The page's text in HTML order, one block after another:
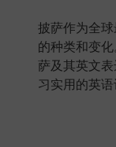
披萨作为全
的种类和变
萨及其英文
习实用的英语